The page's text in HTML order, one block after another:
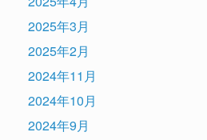
2025年3月
2025年2月
2024年11月
2024年10月
2024年9月